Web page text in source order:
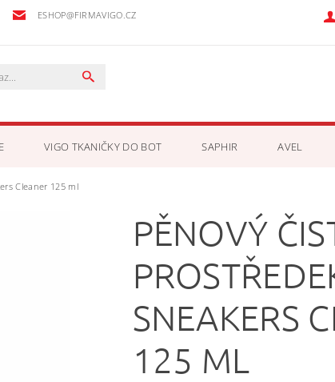
ESHOP@FIRMAVIGO.CZ
VIGO TKANIČKY DO BOT SAPHIR AVEL
Cleaner 125 ml
PĚNOVÝ
SNEAKERS
125 ML